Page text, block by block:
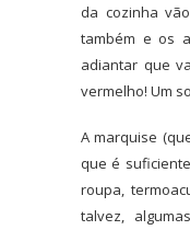
da cozinha
também e os
adiantar que
vermelho! Um
A marquise
que é
roupa,
talvez,